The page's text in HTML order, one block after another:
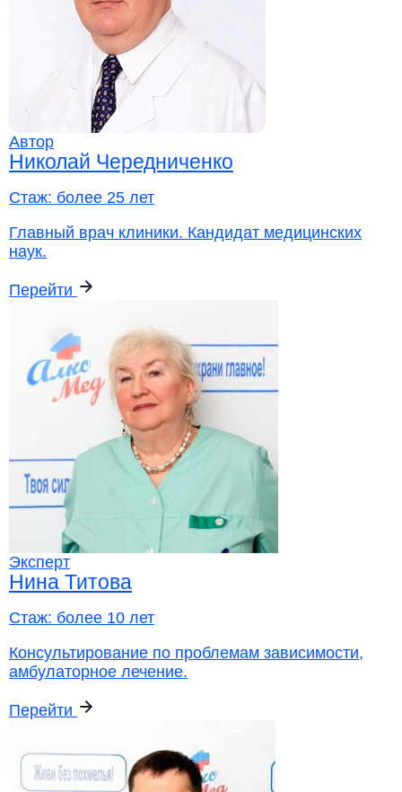
Автор
Николай Чередниченко
Стаж: более 25 лет
Главный врач клиники. Кандидат медицинских
наук.
Перейти
Эксперт
Нина Титова
Стаж: более 10 лет
Консультирование по проблемам зависимости,
амбулаторное лечение.
Перейти